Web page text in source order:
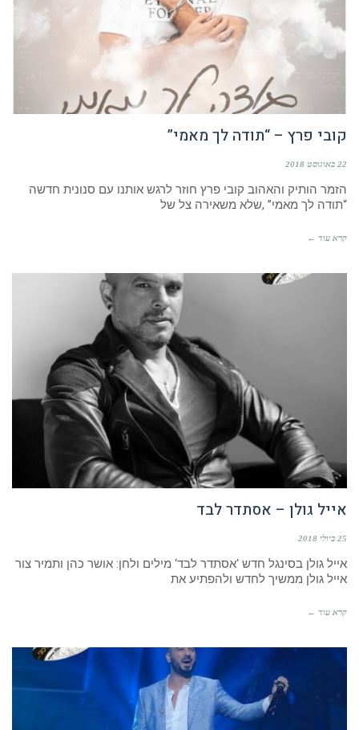
קובי פרץ – “תודה לך מאמי”
22 באוגוסט 2018
הזמר הותיק והאהוב קובי פרץ חוזר לרגש אותנו עם סנונית חדשה
“תודה לך מאמי” ,שלא משאירה צל של
קרא עוד ←
אייל גולן – אסתדר לבד
25 ביולי 2018
אייל גולן בסינגל חדש ‘אסתדר לבד‘ מילים ולחן: אושר כהן ותמיר צור
אייל גולן ממשיך לחדש ולהפתיע את
קרא עוד ←